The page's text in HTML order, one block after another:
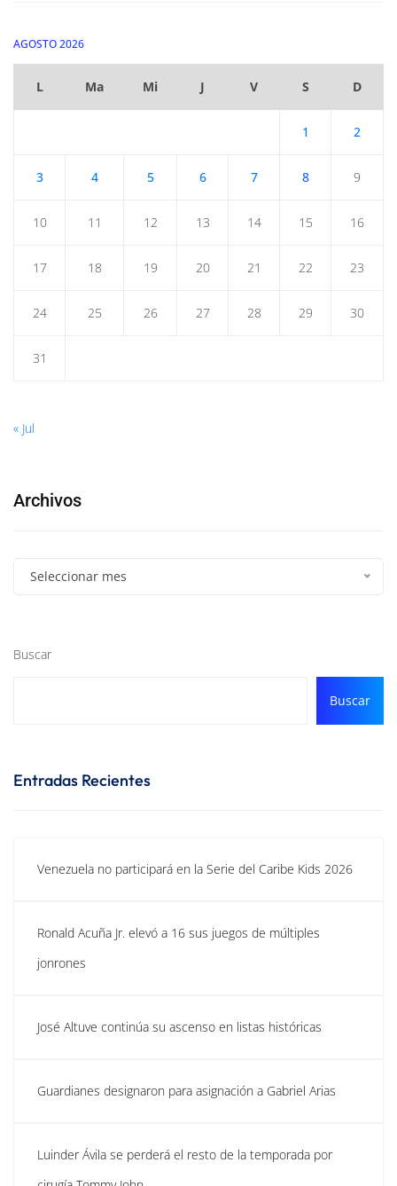
AGOSTO 2026
L Ma Mi J V S D
1 2
3 4 5 6 7 8 9
10 11 12 13 14 15 16
17 18 19 20 21 22 23
24 25 26 27 28 29 30
31
« Jul
Archivos
Seleccionar mes
Buscar
Buscar
Entradas Recientes
Venezuela no participará en la Serie del Caribe Kids 2026
Ronald Acuña Jr. elevó a 16 sus juegos de múltiples
jonrones
José Altuve continúa su ascenso en listas históricas
Guardianes designaron para asignación a Gabriel Arias
Luinder Ávila se perderá el resto de la temporada por